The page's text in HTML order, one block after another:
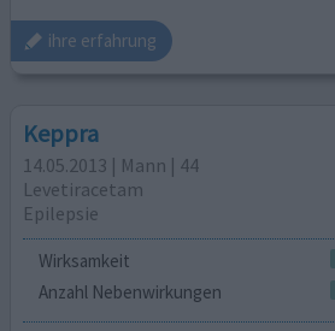
ihre erfahrung
Keppra
14.05.2013 | Mann | 44
Levetiracetam
Epilepsie
Wirksamkeit
Anzahl Nebenwirkungen